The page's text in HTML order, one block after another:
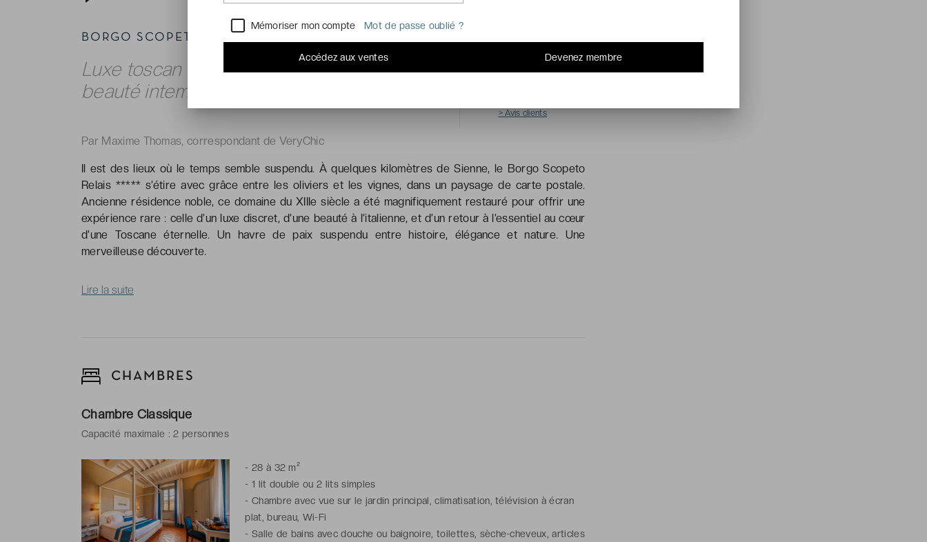
BORGO SCOPETO RELAIS ★★★★★
Luxe toscan au cœur des collines, face à la
beauté intemporelle de Sienne.
10
> Avis clients
Par Maxime Thomas, correspondant de VeryChic
Il est des lieux où le temps semble suspendu. À quelques kilomètres de Sienne, le Borgo Scopeto
Relais ***** s’étire avec grâce entre les oliviers et les vignes, dans un paysage de carte postale.
Ancienne résidence noble, ce domaine du XIIIe siècle a été magnifiquement restauré pour offrir une
expérience rare : celle d’un luxe discret, d’une beauté à l’italienne, et d’un retour à l’essentiel au cœur
d’une Toscane éternelle. Un havre de paix suspendu entre histoire, élégance et nature. Une
merveilleuse découverte.
Lire la suite
CHAMBRES
Chambre Classique
Capacité maximale : 2 personnes
- 28 à 32 m²
- 1 lit double ou 2 lits simples
- Chambre avec vue sur le jardin principal, climatisation, télévision à écran
plat, bureau, Wi-Fi
- Salle de bains avec douche ou baignoire, toilettes, sèche-cheveux, articles
Mémoriser mon compte Mot de passe oublié ?
Accédez aux ventes Devenez membre